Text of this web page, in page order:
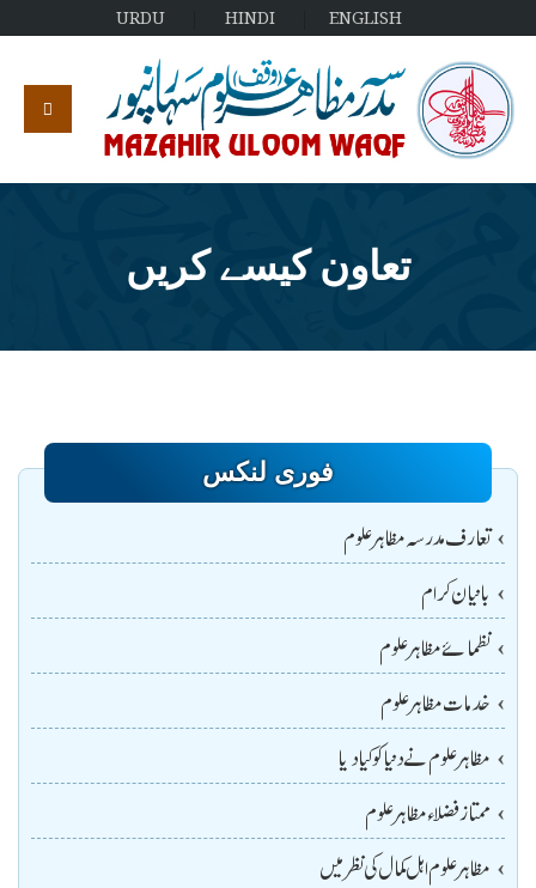
ENGLISH
HINDI
URDU
تعاون کیسے کریں
فوری لنکس
تعارف مدرسہ مظاہر علوم
بانیان کرام
نظمائے مظاہرعلوم
خدمات مظاہر علوم
مظاہر علوم نے دنیا کو کیا دیا
ممتاز فضلاء مظاہر علوم
مظاہر علوم اہل کمال کی نظر میں